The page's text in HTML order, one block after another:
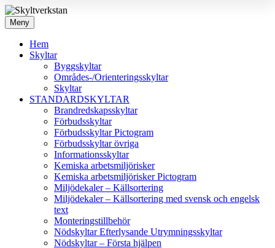
Meny
Hem
Skyltar
Byggskyltar
Områdes-/Orienteringsskyltar
Skyltar
STANDARDSKYLTAR
Brandredskapsskyltar
Förbudsskyltar
Förbudsskyltar Pictogram
Förbudsskyltar övriga
Informationsskyltar
Kemiska arbetsmiljörisker
Kemiska arbetsmiljörisker Pictogram
Miljödekaler – Källsortering
Miljödekaler – Källsortering med svensk och engelsk
text
Monteringstillbehör
Nödskyltar Efterlysande Utrymningsskyltar
Nödskyltar – Första hjälpen